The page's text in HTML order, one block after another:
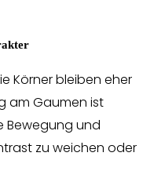
Körner bleiben eher
am Gaumen ist
Bewegung und
zu weichen oder